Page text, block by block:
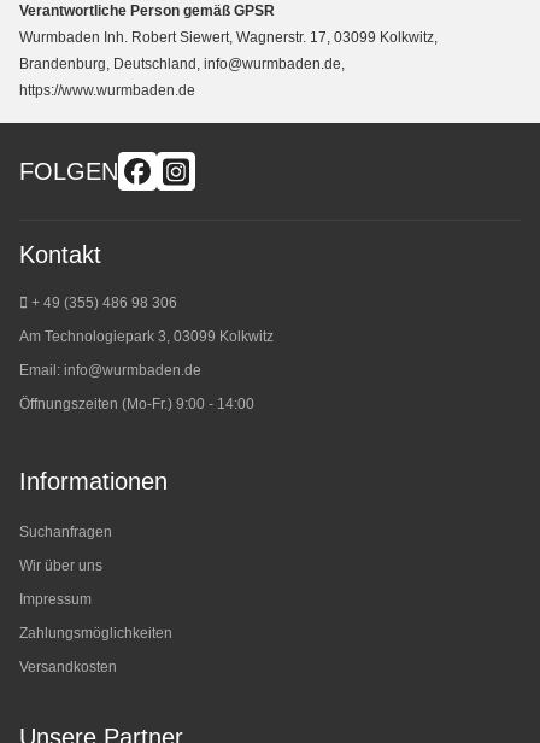
Verantwortliche Person gemäß GPSR
Wurmbaden Inh. Robert Siewert, Wagnerstr. 17, 03099 Kolkwitz,
Brandenburg, Deutschland, info@wurmbaden.de,
https://www.wurmbaden.de
FOLGEN
Kontakt
+ 49 (355) 486 98 306
Am Technologiepark 3, 03099 Kolkwitz
Email: info@wurmbaden.de
Öffnungszeiten (Mo-Fr.) 9:00 - 14:00
Informationen
Suchanfragen
Wir über uns
Impressum
Zahlungsmöglichkeiten
Versandkosten
Unsere Partner